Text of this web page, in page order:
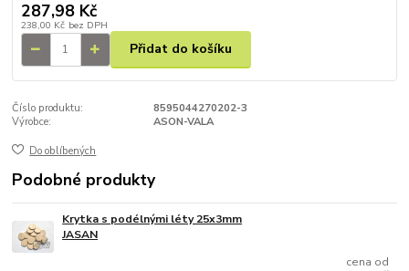
287,98 Kč
238,00 Kč bez DPH
Přidat do košíku
Číslo produktu:
8595044270202-3
Výrobce:
ASON-VALA
Do oblíbených
Podobné produkty
Krytka s podélnými léty 25x3mm
JASAN
cena od